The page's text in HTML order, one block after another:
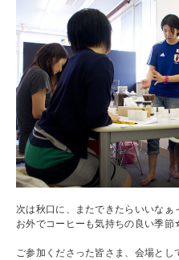
次は秋口に、またできたらいいなぁ
お外でコーヒーも気持ちの良い季
ご参加くださった皆さま、会場と